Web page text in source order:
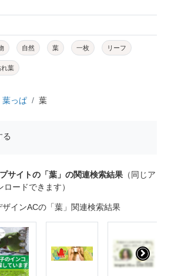
自然 葉 一枚 リーフ
れ葉
葉っぱ 葉
る
サイトの「葉」の関連検索結果 （同じア
ードできます）
ザインACの「葉」関連検索結果